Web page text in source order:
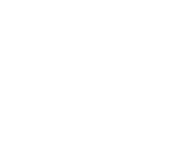
не является